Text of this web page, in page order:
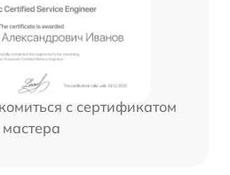
с сертификатом
мастера